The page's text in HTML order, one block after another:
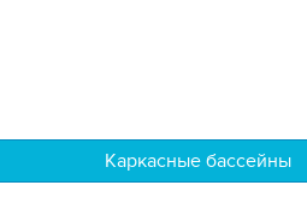
Каркасные бассейны